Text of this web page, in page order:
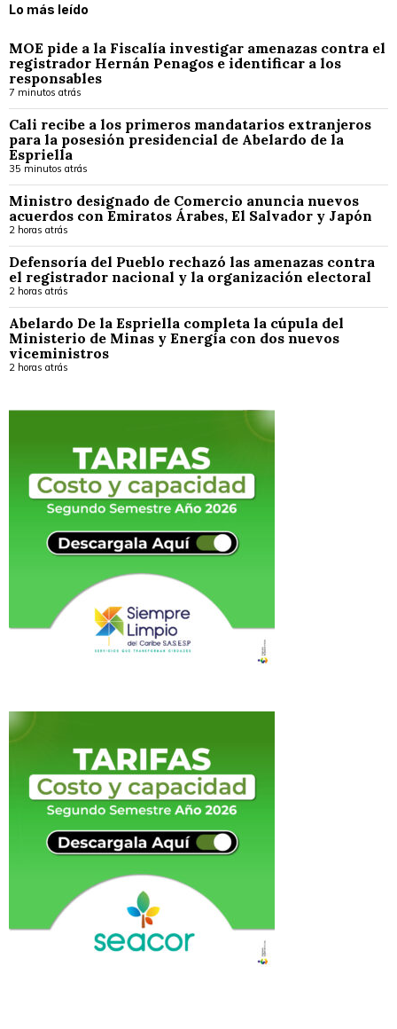
Lo más leído
MOE pide a la Fiscalía investigar amenazas contra el
registrador Hernán Penagos e identificar a los
responsables
7 minutos atrás
Cali recibe a los primeros mandatarios extranjeros
para la posesión presidencial de Abelardo de la
Espriella
35 minutos atrás
Ministro designado de Comercio anuncia nuevos
acuerdos con Emiratos Árabes, El Salvador y Japón
2 horas atrás
Defensoría del Pueblo rechazó las amenazas contra
el registrador nacional y la organización electoral
2 horas atrás
Abelardo De la Espriella completa la cúpula del
Ministerio de Minas y Energía con dos nuevos
viceministros
2 horas atrás